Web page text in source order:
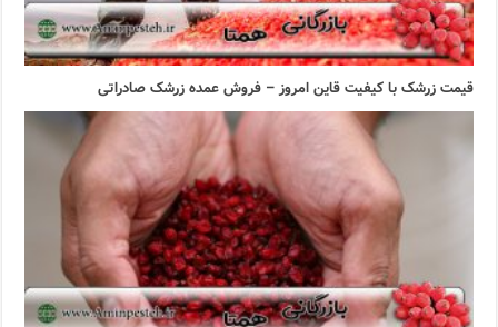
قیمت زرشک با کیفیت قاین امروز – فروش عمده زرشک صادراتی